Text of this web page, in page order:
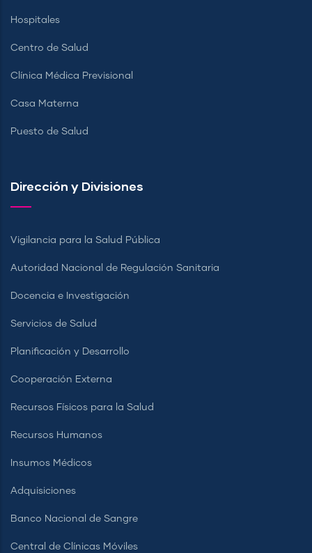
Hospitales
Centro de Salud
Clínica Médica Previsional
Casa Materna
Puesto de Salud
Dirección y Divisiones
Vigilancia para la Salud Pública
Autoridad Nacional de Regulación Sanitaria
Docencia e Investigación
Servicios de Salud
Planificación y Desarrollo
Cooperación Externa
Recursos Físicos para la Salud
Recursos Humanos
Insumos Médicos
Adquisiciones
Banco Nacional de Sangre
Central de Clínicas Móviles